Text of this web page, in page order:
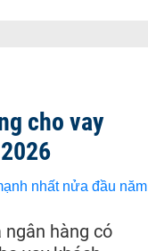
cho vay
ngân hàng có